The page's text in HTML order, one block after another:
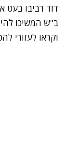
דוד רביבו בעט
ב"ש המשיכו
וקראו לעזורי